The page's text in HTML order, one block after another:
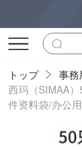
トップ
事務
西玛（SIMAA
件资料袋/办公